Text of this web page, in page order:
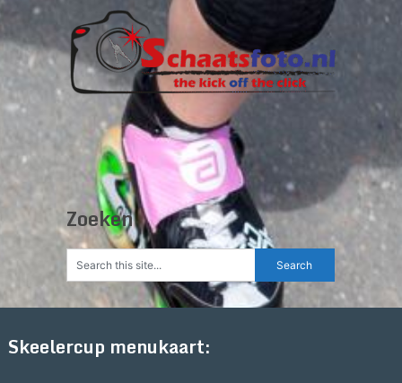
Zoeken
Skeelercup menukaart: